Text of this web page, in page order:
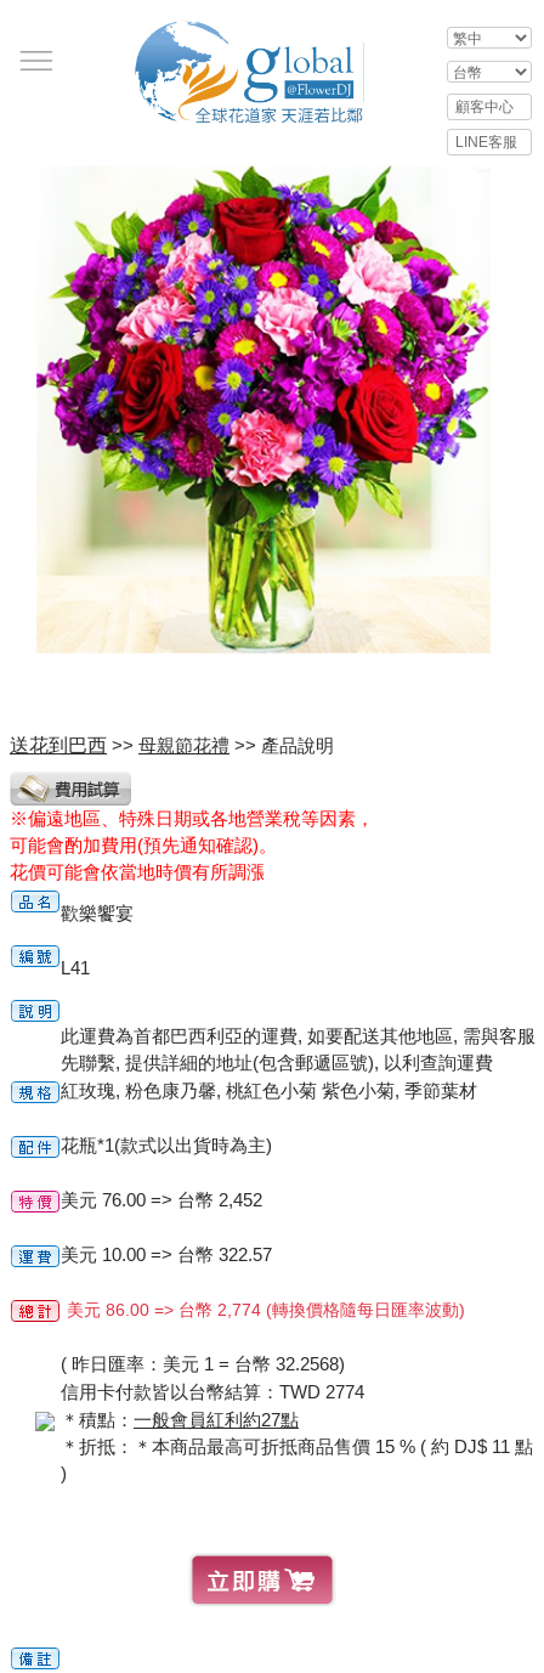
送花到巴西 >> 母親節花禮 >> 產品說明
※偏遠地區、特殊日期或各地營業稅等因素，
可能會酌加費用(預先通知確認)。
花價可能會依當地時價有所調漲
歡樂饗宴
L41
此運費為首都巴西利亞的運費, 如要配送其他地區, 需與客服
先聯繫, 提供詳細的地址(包含郵遞區號), 以利查詢運費
紅玫瑰, 粉色康乃馨, 桃紅色小菊 紫色小菊, 季節葉材
花瓶*1(款式以出貨時為主)
美元 76.00 => 台幣 2,452
美元 10.00 => 台幣 322.57
美元 86.00 => 台幣 2,774 (轉換價格隨每日匯率波動)
( 昨日匯率：美元 1 = 台幣 32.2568)
信用卡付款皆以台幣結算：TWD 2774
＊積點： 一般會員紅利約27點
＊折抵：＊本商品最高可折抵商品售價 15 % ( 約 DJ$ 11 點
)